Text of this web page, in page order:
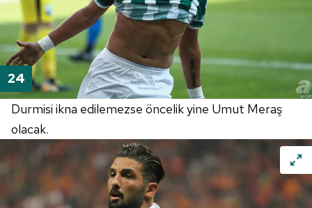
Durmisi ikna edilemezse öncelik yine Umut Meraş
olacak.